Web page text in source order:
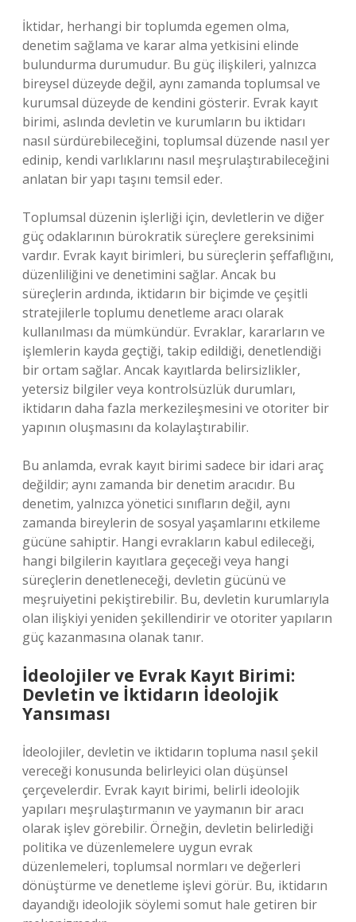
İktidar, herhangi bir toplumda egemen olma,
denetim sağlama ve karar alma yetkisini elinde
bulundurma durumudur. Bu güç ilişkileri, yalnızca
bireysel düzeyde değil, aynı zamanda toplumsal ve
kurumsal düzeyde de kendini gösterir. Evrak kayıt
birimi, aslında devletin ve kurumların bu iktidarı
nasıl sürdürebileceğini, toplumsal düzende nasıl yer
edinip, kendi varlıklarını nasıl meşrulaştırabileceğini
anlatan bir yapı taşını temsil eder.
Toplumsal düzenin işlerliği için, devletlerin ve diğer
güç odaklarının bürokratik süreçlere gereksinimi
vardır. Evrak kayıt birimleri, bu süreçlerin şeffaflığını,
düzenliliğini ve denetimini sağlar. Ancak bu
süreçlerin ardında, iktidarın bir biçimde ve çeşitli
stratejilerle toplumu denetleme aracı olarak
kullanılması da mümkündür. Evraklar, kararların ve
işlemlerin kayda geçtiği, takip edildiği, denetlendiği
bir ortam sağlar. Ancak kayıtlarda belirsizlikler,
yetersiz bilgiler veya kontrolsüzlük durumları,
iktidarın daha fazla merkezileşmesini ve otoriter bir
yapının oluşmasını da kolaylaştırabilir.
Bu anlamda, evrak kayıt birimi sadece bir idari araç
değildir; aynı zamanda bir denetim aracıdır. Bu
denetim, yalnızca yönetici sınıfların değil, aynı
zamanda bireylerin de sosyal yaşamlarını etkileme
gücüne sahiptir. Hangi evrakların kabul edileceği,
hangi bilgilerin kayıtlara geçeceği veya hangi
süreçlerin denetleneceği, devletin gücünü ve
meşruiyetini pekiştirebilir. Bu, devletin kurumlarıyla
olan ilişkiyi yeniden şekillendirir ve otoriter yapıların
güç kazanmasına olanak tanır.
İdeolojiler ve Evrak Kayıt Birimi:
Devletin ve İktidarın İdeolojik
Yansıması
İdeolojiler, devletin ve iktidarın topluma nasıl şekil
vereceği konusunda belirleyici olan düşünsel
çerçevelerdir. Evrak kayıt birimi, belirli ideolojik
yapıları meşrulaştırmanın ve yaymanın bir aracı
olarak işlev görebilir. Örneğin, devletin belirlediği
politika ve düzenlemelere uygun evrak
düzenlemeleri, toplumsal normları ve değerleri
dönüştürme ve denetleme işlevi görür. Bu, iktidarın
dayandığı ideolojik söylemi somut hale getiren bir